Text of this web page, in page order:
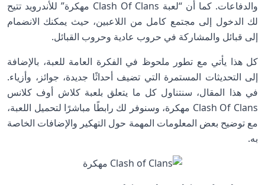
والدفاعات. كما أن “لعبة Clash Of Clans مهكرة” للأندرويد تتيح
لك الدخول إلى مجتمع كامل من اللاعبين، حيث يمكنك الانضمام
إلى قبائل والمشاركة في حروب عادية وحروب القبائل.
كل هذا يأتي مع تطور ملحوظ في الفكرة العامة للعبة، بالإضافة
إلى التحديثات المستمرة التي تضيف أحداثًا جديدة، جوائز، وأزياء.
في هذا المقال، سنتناول كل ما يتعلق بلعبة كلاش أوف كلانس
Clash Of Clans مهكرة، وسنوفر لك رابطًا مباشرًا لتحميل اللعبة،
مع توضيح بعض المعلومات المهمة حول التهكير والإضافات الخاصة
به.